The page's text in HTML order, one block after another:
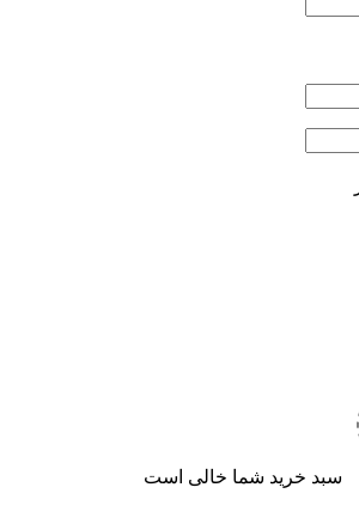
سبد خرید شما خالی است